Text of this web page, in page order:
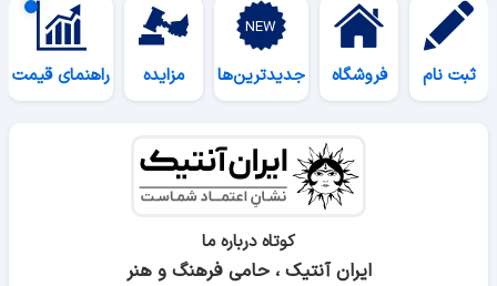
ثبت نام فروشگاه جدیدترین‌ها مزایده راهنمای قیمت
کوتاه درباره ما
ایران آنتیک ، حامی فرهنگ و هنر